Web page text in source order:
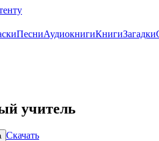
ПесниАудиокнигиКнигиЗагадки
учитель
Скачать